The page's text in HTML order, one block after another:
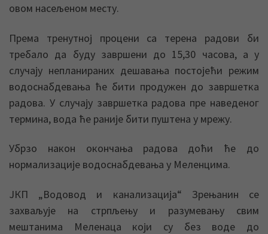
овом насељеном месту.
Према тренутној процени са терена радови би
требало да буду завршени до 15,30 часова, а у
случају непланираних дешавања постојећи режим
водоснабдевања ће бити продужен до завршетка
радова. У случају завршетка радова пре наведеног
термина, вода ће раније бити пуштена у мрежу.
Убрзо након окончања радова доћи ће до
нормализације водоснабдевања у Меленцима.
ЈКП „Водовод и канализација“ Зрењанин се
захваљује на стрпљењу и разумевању свим
мештанима Меленаца који су без воде до